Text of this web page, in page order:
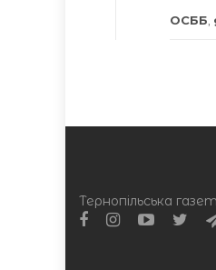
ОСББ,
Тернопільська